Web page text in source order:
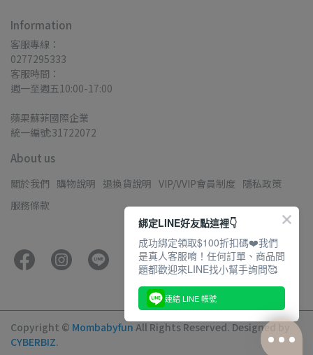
Information
客服專線：
0277295333
客服時間：
週一至週五10:00-17:00
蘋果蘇菲國際企業
統一編號:31722072
About us
關於我們 購物說明 退換貨說明 VIP/VVIP會員制度 隱私政策
服務條款
Copyright © Mombabyfun All Rights Reserved. Designed by
CYBERBIZ.
綁定LINE好友點這裡👇
成功綁定領取$100折扣碼❤️我們
是真人客服唷！任何訂單、商品問
題都歡迎來LINE找小幫手詢問🥰
連結 LINE 帳號